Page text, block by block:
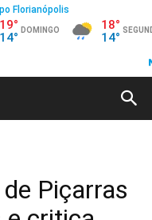
Piçarras